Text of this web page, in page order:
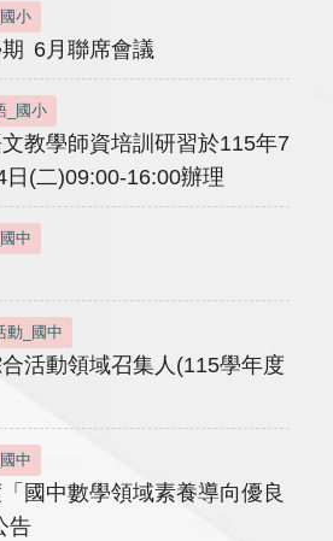
小
6月聯席會議
_國小
教學師資培訓研習於115年7
日(二)09:00-16:00辦理
中
動_國中
活動領域召集人(115學年度
中
國中數學領域素養導向優良
告